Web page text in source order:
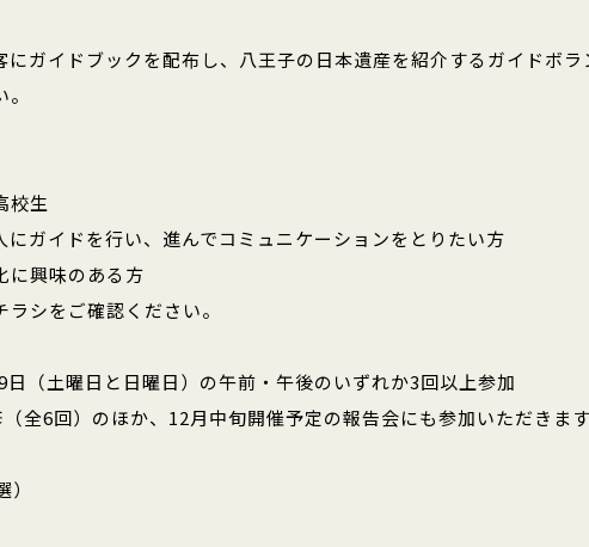
ガイドブックを配布し、八王子の日本遺産を紹介するガイドボラ
校生
ガイドを行い、進んでコミュニケーションをとりたい方
に興味のある方
シをご確認ください。
（土曜日と日曜日）の午前・午後のいずれか3回以上参加
6回）のほか、12月中旬開催予定の報告会にも参加いただきます